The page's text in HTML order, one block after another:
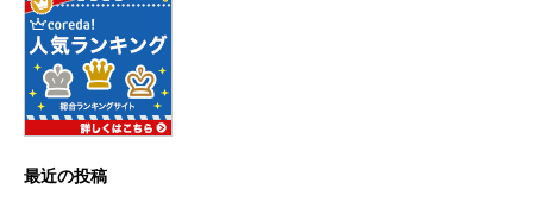
最近の投稿